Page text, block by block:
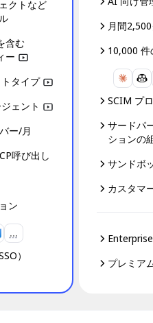
クトなど
含む
ー
タイプ
ェント
ー/月
呼び出し
ン
…
）
月間
10,000 件
SCIM プ
サードパ
ションの
サンドボ
カスタマ
プレミア